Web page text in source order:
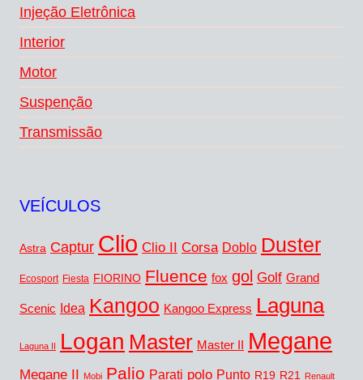
Injeção Eletrônica
Interior
Motor
Suspenção
Transmissão
VEÍCULOS
Astra Captur Clio Clio II Corsa Doblo Duster
Ecosport Fiesta FIORINO Fluence fox gol Golf Grand
Scenic Idea Kangoo Kangoo Express Laguna
Laguna II Logan Master Master II Megane
Megane II Mobi Palio Parati polo Punto R19 R21 Renault